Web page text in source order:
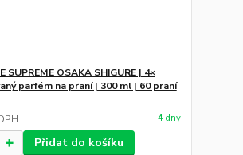
SUPREME OSAKA SHIGURE | 4×
parfém na praní | 300 ml | 60 praní
4 dny
Přidat do košíku